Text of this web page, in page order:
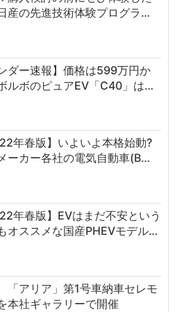
産の先進技術体験プログラ…
ンダー速報】価格は599万円か
ルボのピュアEV「C40」は…
年春版】いよいよ本格始動?
ーカー各社の電気自動車(B…
年春版】EVはまだ不安という
オススメな国産PHEVモデル…
「アリア」第1号車納車セレモ
本社ギャラリーで開催